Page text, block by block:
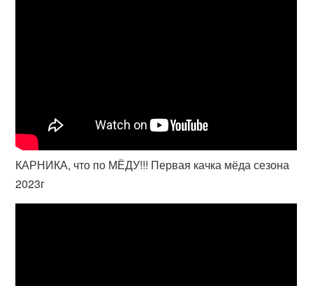
КАРНИКА, что по МЁДУ!!! Первая качка мёда сезона
2023г